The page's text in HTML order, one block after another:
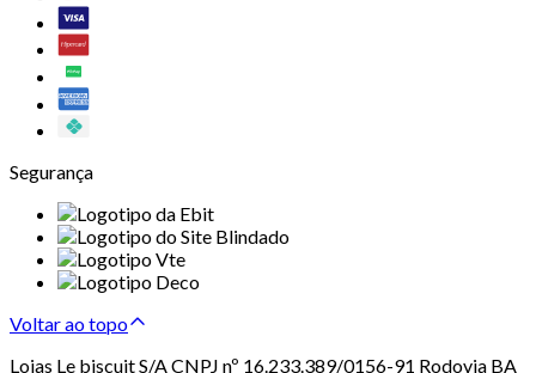
Segurança
Voltar ao topo
Lojas Le biscuit S/A CNPJ nº 16.233.389/0156-91 Rodovia BA